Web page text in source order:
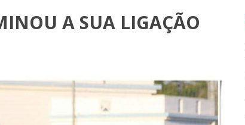
A SUA LIGAÇÃO